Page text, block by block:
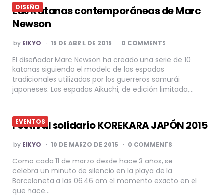
DISEÑO
Las Katanas contemporáneas de Marc
Newson
POSTED
BY
by EIKYO 15 DE ABRIL DE 2015 0 COMMENTS
El diseñador Marc Newson ha creado una serie de 10
katanas siguiendo el modelo de las espadas
tradicionales utilizadas por los guerreros samurái
japoneses. Las espadas Aikuchi, de edición limitada,…
EVENTOS
Festival solidario KOREKARA JAPÓN 2015
POSTED
BY
by EIKYO 10 DE MARZO DE 2015 0 COMMENTS
Como cada 11 de marzo desde hace 3 años, se
celebra un minuto de silencio en la playa de la
Barceloneta a las 06.46 am el momento exacto en el
que hace…